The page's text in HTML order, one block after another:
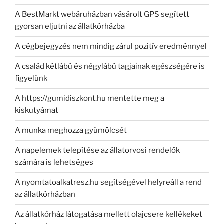
A BestMarkt webáruházban vásárolt GPS segített
gyorsan eljutni az állatkórházba
A cégbejegyzés nem mindig zárul pozitív eredménnyel
A család kétlábú és négylábú tagjainak egészségére is
figyelünk
A https://gumidiszkont.hu mentette meg a
kiskutyámat
A munka meghozza gyümölcsét
A napelemek telepítése az állatorvosi rendelők
számára is lehetséges
A nyomtatoalkatresz.hu segítségével helyreáll a rend
az állatkórházban
Az állatkórház látogatása mellett olajcsere kellékeket